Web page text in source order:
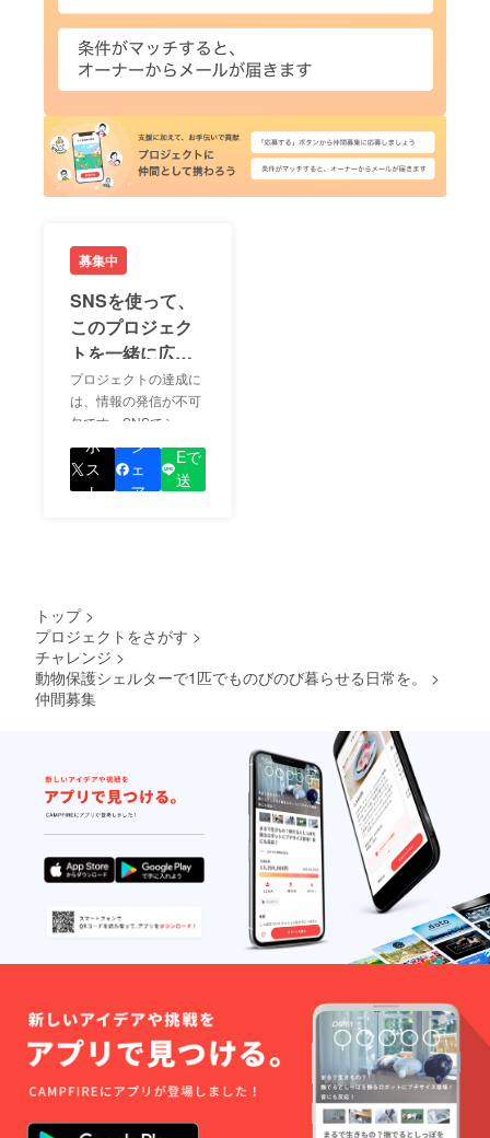
募集中
SNSを使って、
このプロジェク
トを一緒に広め
ましょう！
プロジェクトの達成に
は、情報の発信が不可
欠です。SNSでシェア
をして、あなたが応援
しているプロジェクト
の良さを知ってもらい
ポ
ス
ト
シ
ェ
ア
Eで
送
トップ >
プロジェクトをさがす >
チャレンジ >
動物保護シェルターで1匹でものびのび暮らせる日常を。
>
仲間募集